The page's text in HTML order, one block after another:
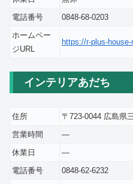
電話番号
0848-68-0203
ホームペー
ジURL
https://r-plus-
インテリアあだち
住所 〒723-0044 広島県
営業時間
―
休業日
―
電話番号
0848-62-6232